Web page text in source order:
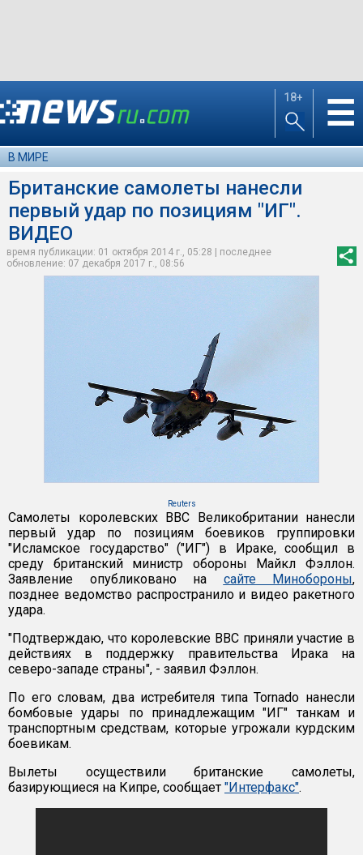
18+ ☰
В МИРЕ
Британские самолеты нанесли
первый удар по позициям "ИГ".
ВИДЕО
время публикации: 01 октября 2014 г., 05:28 | последнее
обновление: 07 декабря 2017 г., 08:56
Reuters
Самолеты королевских ВВС Великобритании нанесли
первый удар по позициям боевиков группировки
"Исламское государство" ("ИГ") в Ираке, сообщил в
среду британский министр обороны Майкл Фэллон.
Заявление опубликовано на сайте Минобороны,
позднее ведомство распространило и видео ракетного
удара.
"Подтверждаю, что королевские ВВС приняли участие в
действиях в поддержку правительства Ирака на
северо-западе страны", - заявил Фэллон.
По его словам, два истребителя типа Tornado нанесли
бомбовые удары по принадлежащим "ИГ" танкам и
транспортным средствам, которые угрожали курдским
боевикам.
Вылеты осуществили британские самолеты,
базирующиеся на Кипре, сообщает "Интерфакс".